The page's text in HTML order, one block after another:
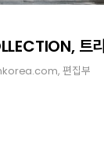
트
, 편집부